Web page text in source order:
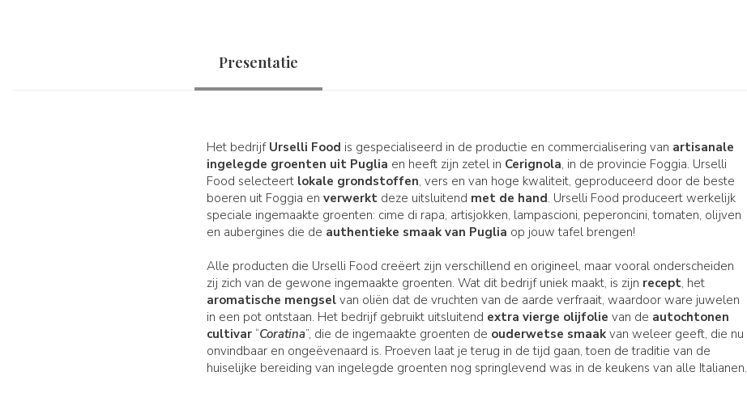
Presentatie
Het bedrijf Urselli Food is gespecialiseerd in de productie en commercialisering van artisanale
ingelegde groenten uit Puglia en heeft zijn zetel in Cerignola, in de provincie Foggia. Urselli
Food selecteert lokale grondstoffen, vers en van hoge kwaliteit, geproduceerd door de beste
boeren uit Foggia en verwerkt deze uitsluitend met de hand. Urselli Food produceert werkelijk
speciale ingemaakte groenten: cime di rapa, artisjokken, lampascioni, peperoncini, tomaten, olijven
en aubergines die de authentieke smaak van Puglia op jouw tafel brengen!
Alle producten die Urselli Food creëert zijn verschillend en origineel, maar vooral onderscheiden
zij zich van de gewone ingemaakte groenten. Wat dit bedrijf uniek maakt, is zijn recept, het
aromatische mengsel van oliën dat de vruchten van de aarde verfraait, waardoor ware juwelen
in een pot ontstaan. Het bedrijf gebruikt uitsluitend extra vierge olijfolie van de autochtonen
cultivar “Coratina”, die de ingemaakte groenten de ouderwetse smaak van weleer geeft, die nu
onvindbaar en ongeëvenaard is. Proeven laat je terug in de tijd gaan, toen de traditie van de
huiselijke bereiding van ingelegde groenten nog springlevend was in de keukens van alle Italianen.